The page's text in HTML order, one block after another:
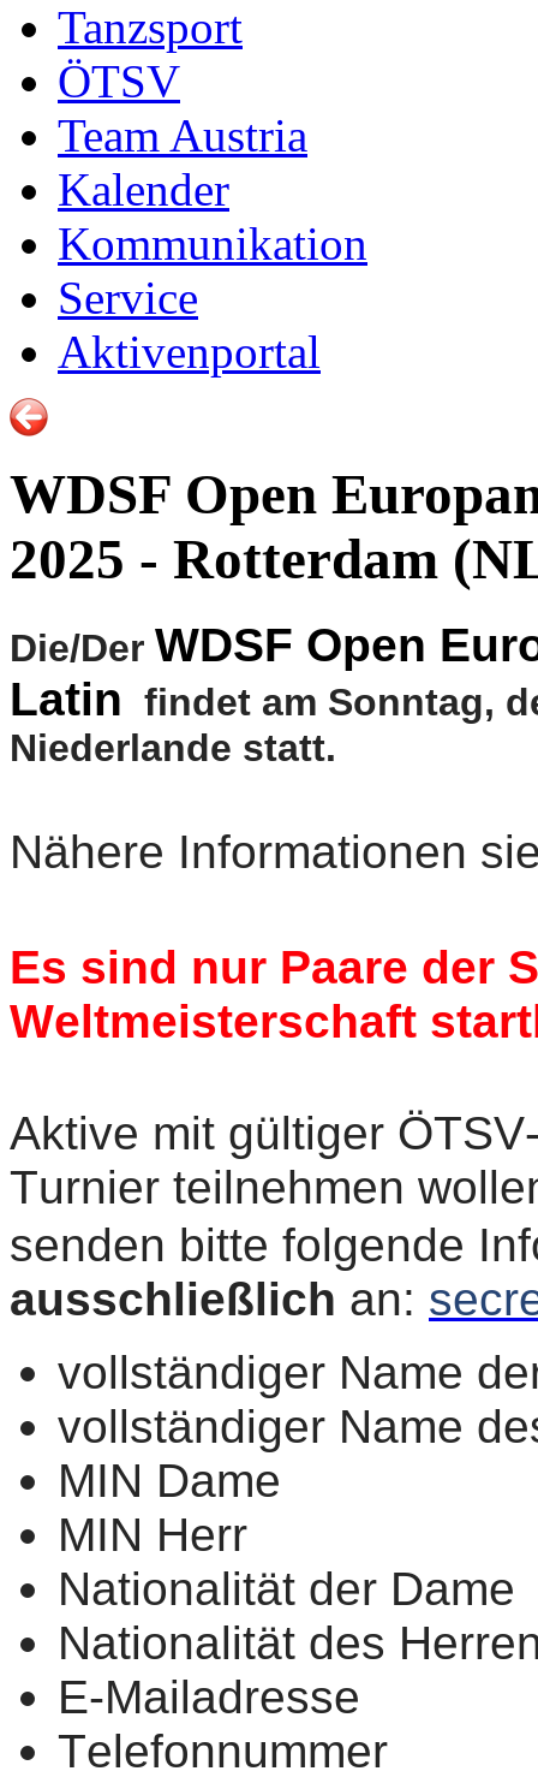
Tanzsport
ÖTSV
Team Austria
Kalender
Kommunikation
Service
Aktivenportal
WDSF Open
2025 - Rotterdam
Die/Der WDSF Open
Latin findet am Sonntag,
Niederlande statt.
Nähere Informationen
Es sind nur Paare der
Weltmeisterschaft
Aktive mit gültiger
Turnier teilnehmen
senden bitte folgende
ausschließlich an:
vollständiger Name
vollständiger Name
MIN Dame
MIN Herr
Nationalität der Dame
Nationalität des
E-Mailadresse
Telefonnummer